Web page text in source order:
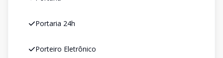
Portaria 24h
Porteiro Eletrônico